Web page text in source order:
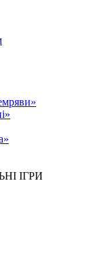
ІГРИ